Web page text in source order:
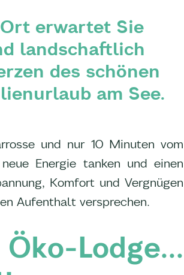
erwartet Sie
landschaftlich
des schönen
am See.
und nur 10 Minuten vom
Energie tanken und einen
Komfort und Vergnügen
Aufenthalt versprechen.
Lodge...